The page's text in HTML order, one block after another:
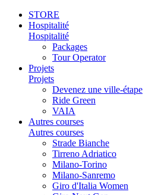
STORE
Hospitalité
Hospitalité
Packages
Tour Operator
Projets
Projets
Devenez une ville-étape
Ride Green
VAIA
Autres courses
Autres courses
Strade Bianche
Tirreno Adriatico
Milano-Torino
Milano-Sanremo
Giro d'Italia Women